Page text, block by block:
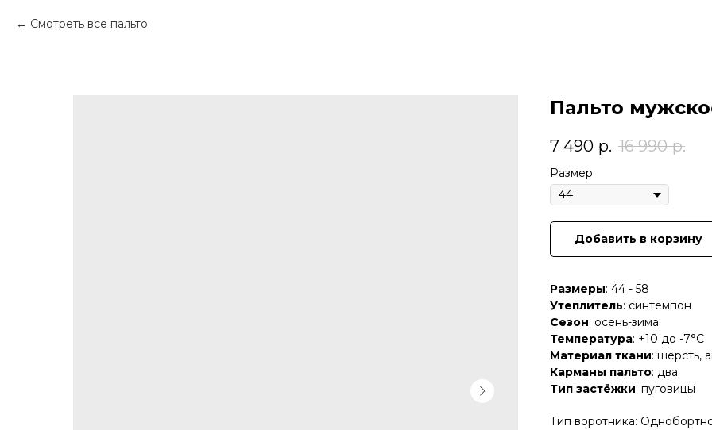
Смотреть все пальто
Пальто
7 490 р. 16 990 р.
Размер
Добавить в корзину
Размеры: 44 - 58
Утеплитель: синтемпон
Сезон: осень-зима
Температура: +10 до -7°C
Материал ткани: шерсть,
Карманы пальто: два
Тип застёжки: пуговицы
Тип воротника: